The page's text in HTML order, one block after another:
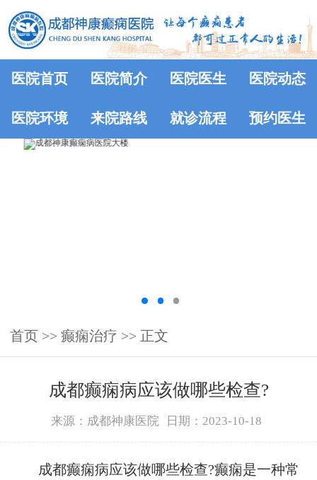
医院首页 医院简介 医院医生 医院动态
医院环境 来院路线 就诊流程 预约医生
首页 >> 癫痫治疗 >> 正文
成都癫痫病应该做哪些检查?
来源：成都神康医院 日期：2023-10-18
成都癫痫病应该做哪些检查?癫痫是一种常